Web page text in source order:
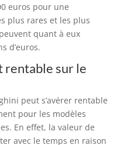
euros pour une
plus rares et les plus
quant à eux
d’euros.
rentable sur le
peut s’avérer rentable
pour les modèles
En effet, la valeur de
avec le temps en raison